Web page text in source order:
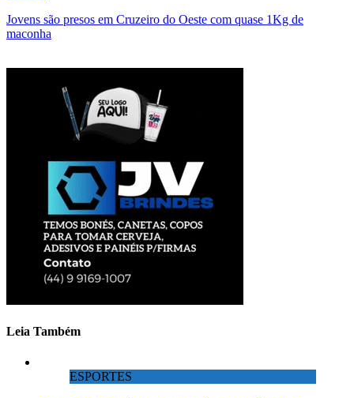
Jovens são presos em Cruzeiro do Oeste com quase 1Kg de
maconha
Leia Também
ESPORTES